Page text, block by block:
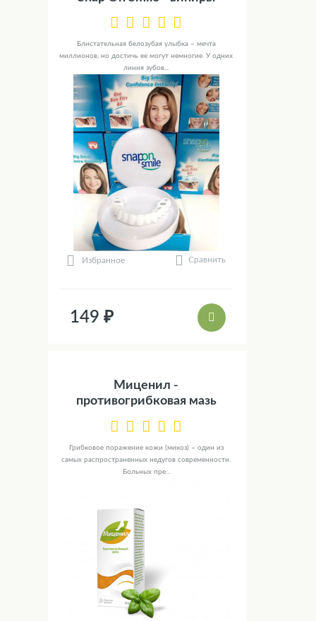
Блистательная белозубая улыбка – мечта
миллионов, но достичь ее могут немногие. У одних
линия зубов...
Избранное Сравнить
149 ₽
Миценил -
противогрибковая мазь
Грибковое поражение кожи (микоз) – один из
самых распространенных недугов современности.
Больных пре...